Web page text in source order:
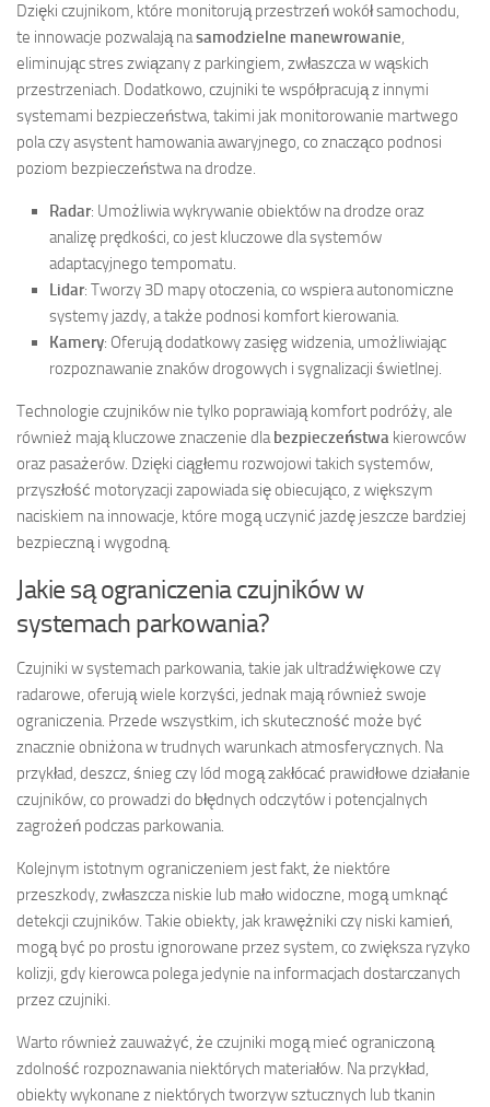
Dzięki czujnikom, które monitorują przestrzeń wokół samochodu,
te innowacje pozwalają nasamodzielne manewrowanie,
eliminując stres związany z parkingiem, zwłaszcza w wąskich
przestrzeniach. Dodatkowo, czujniki te współpracują z innymi
systemami bezpieczeństwa, takimi jak monitorowanie martwego
pola czy asystent hamowania awaryjnego, co znacząco podnosi
poziom bezpieczeństwa na drodze.
Radar: Umożliwia wykrywanie obiektów na drodze oraz
analizę prędkości, co jest kluczowe dla systemów
adaptacyjnego tempomatu.
Lidar: Tworzy 3D mapy otoczenia, co wspiera autonomiczne
systemy jazdy, a także podnosi komfort kierowania.
Kamery: Oferują dodatkowy zasięg widzenia, umożliwiając
rozpoznawanie znaków drogowych i sygnalizacji świetlnej.
Technologie czujników nie tylko poprawiają komfort podróży, ale
również mają kluczowe znaczenie dla bezpieczeństwa kierowców
oraz pasażerów. Dzięki ciągłemu rozwojowi takich systemów,
przyszłość motoryzacji zapowiada się obiecująco, z większym
naciskiem na innowacje, które mogą uczynić jazdę jeszcze bardziej
bezpieczną i wygodną.
Jakie są ograniczenia czujników w
systemach parkowania?
Czujniki w systemach parkowania, takie jak ultradźwiękowe czy
radarowe, oferują wiele korzyści, jednak mają również swoje
ograniczenia. Przede wszystkim, ich skuteczność może być
znacznie obniżona w trudnych warunkach atmosferycznych. Na
przykład, deszcz, śnieg czy lód mogą zakłócać prawidłowe działanie
czujników, co prowadzi do błędnych odczytów i potencjalnych
zagrożeń podczas parkowania.
Kolejnym istotnym ograniczeniem jest fakt, że niektóre
przeszkody, zwłaszcza niskie lub mało widoczne, mogą umknąć
detekcji czujników. Takie obiekty, jak krawężniki czy niski kamień,
mogą być po prostu ignorowane przez system, co zwiększa ryzyko
kolizji, gdy kierowca polega jedynie na informacjach dostarczanych
przez czujniki.
Warto również zauważyć, że czujniki mogą mieć ograniczoną
zdolność rozpoznawania niektórych materiałów. Na przykład,
obiekty wykonane z niektórych tworzyw sztucznych lub tkanin